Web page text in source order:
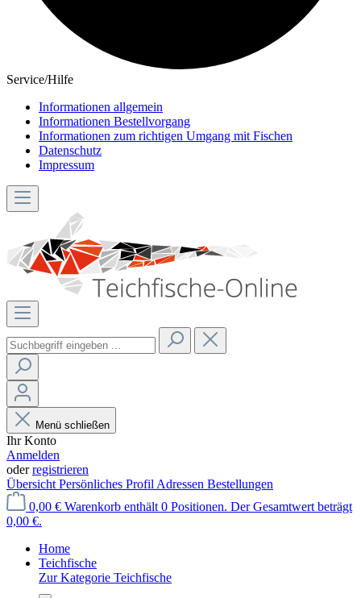
Service/Hilfe
Informationen allgemein
Informationen Bestellvorgang
Informationen zum richtigen Umgang mit Fischen
Datenschutz
Impressum
Menü schließen
Ihr Konto
Anmelden
oderregistrieren
Übersicht Persönliches Profil Adressen Bestellungen
0,00 € Warenkorb enthält 0 Positionen. Der Gesamtwert beträgt
0,00 €.
Home
Teichfische
Zur Kategorie Teichfische